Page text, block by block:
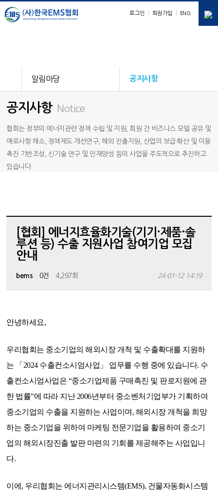
ENG
회원가입
로그인
알림마당 공지사항
공지사항 Notice
협회는 정부의 에너지관련 정책 수립 및 지원, 회원 간 비즈니스 모델 공유 및
애로사항 해소, 정책제도 개선연구, 해외 진출지원, 산업의 보급·확산 및 이용
촉진 기반조성, 신기술 연구 및 인재양성 등의 사업을 주도적으로 추진하고
있습니다.
[협회] 에너지효율화기술(기기·제품·솔
루션 등) 수출 지원사업 참여기업 모집
안내
bems 0건 4,297회 24-01-12 14:19
안녕하세요,
우리협회는 중소기업의 해외시장 개척 및 수출확대를 지원하
는 「2024 수출컨소시엄사업」 업무를 수행 중에 있습니다. 수
출컨소시엄사업은 “중소기업제품 구매촉진 및 판로지원에 관
한 법률”에 따라 지난 2006년부터 중소벤처기업부가 기획하여
중소기업의 수출을 지원하는 사업이며, 해외시장 개척을 희망
하는 중소기업을 위하여 마케팅 전문기업을 활용하여 중소기
업의 해외시장진출 발판 마련의 기회를 제공해주는 사업입니
다.
이에, 우리협회는 에너지관리시스템(EMS), 건물자동화시스템